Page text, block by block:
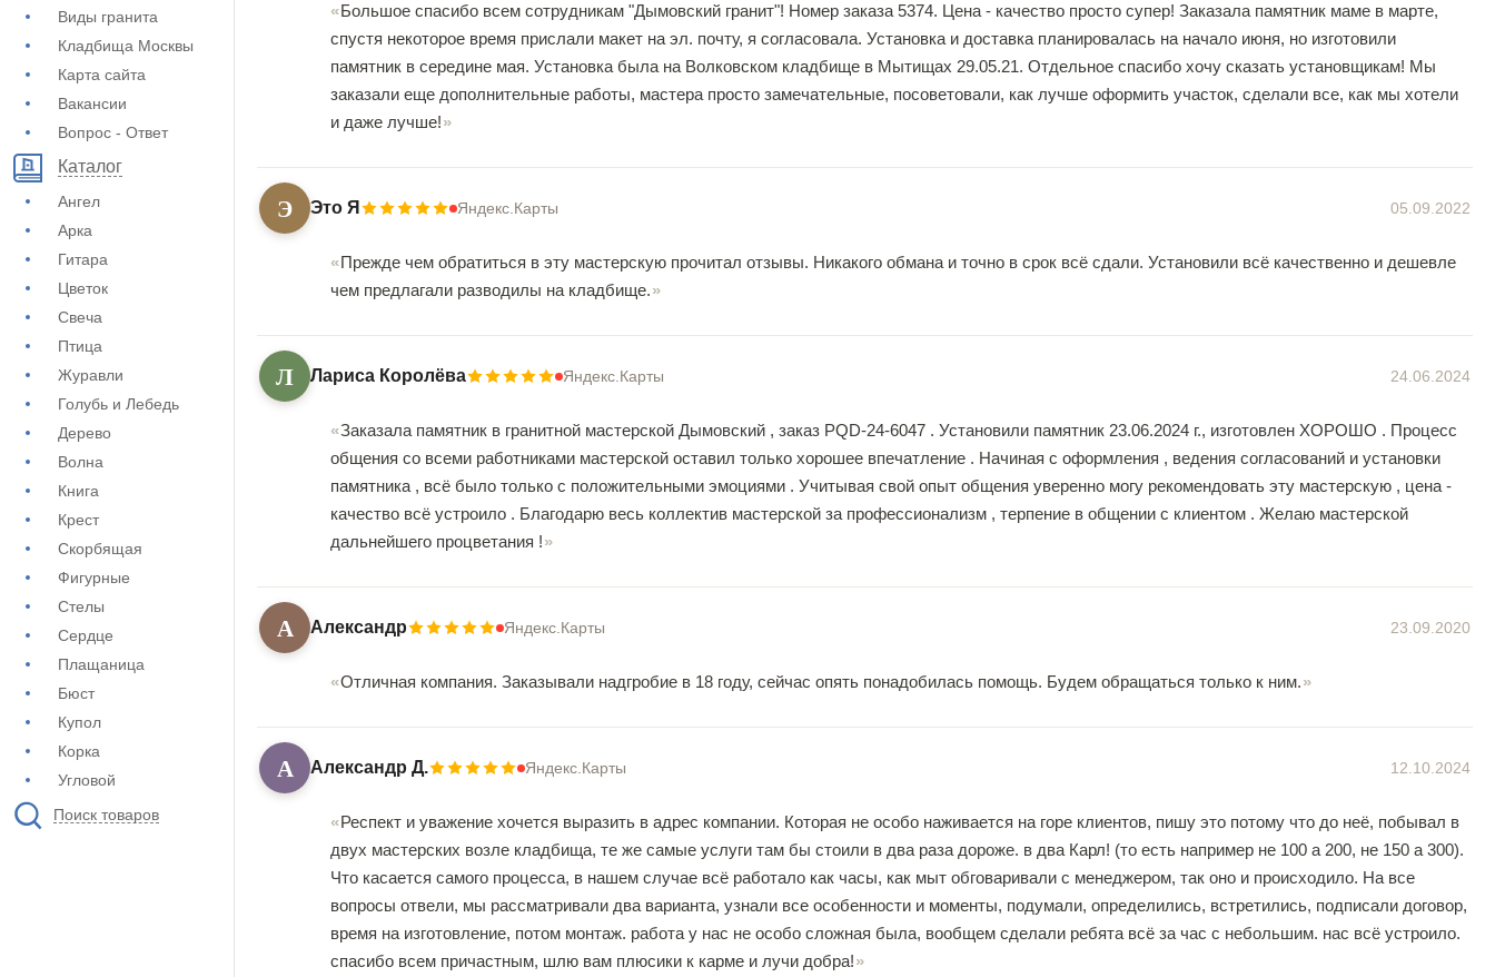
Виды гранита
Кладбища Москвы
Карта сайта
Вакансии
Вопрос - Ответ
Каталог
Ангел
Арка
Гитара
Цветок
Свеча
Птица
Журавли
Голубь и Лебедь
Дерево
Волна
Книга
Крест
Скорбящая
Фигурные
Стелы
Сердце
Плащаница
Бюст
Купол
Корка
Угловой
Поиск товаров
Большое спасибо всем сотрудникам "Дымовский гранит"! Номер заказа 5374. Цена - качество просто супер! Заказала памятник маме в марте,
спустя некоторое время прислали макет на эл. почту, я согласовала. Установка и доставка планировалась на начало июня, но изготовили
памятник в середине мая. Установка была на Волковском кладбище в Мытищах 29.05.21. Отдельное спасибо хочу сказать установщикам! Мы
заказали еще дополнительные работы, мастера просто замечательные, посоветовали, как лучше оформить участок, сделали все, как мы хотели
и даже лучше!
Э Это Я Яндекс.Карты 05.09.2022
Прежде чем обратиться в эту мастерскую прочитал отзывы. Никакого обмана и точно в срок всё сдали. Установили всё качественно и дешевле
чем предлагали разводилы на кладбище.
Л Лариса Королёва Яндекс.Карты 24.06.2024
Заказала памятник в гранитной мастерской Дымовский , заказ PQD-24-6047 . Установили памятник 23.06.2024 г., изготовлен ХОРОШО . Процесс
общения со всеми работниками мастерской оставил только хорошее впечатление . Начиная с оформления , ведения согласований и установки
памятника , всё было только с положительными эмоциями . Учитывая свой опыт общения уверенно могу рекомендовать эту мастерскую , цена -
качество всё устроило . Благодарю весь коллектив мастерской за профессионализм , терпение в общении с клиентом . Желаю мастерской
дальнейшего процветания !
А Александр Яндекс.Карты 23.09.2020
Отличная компания. Заказывали надгробие в 18 году, сейчас опять понадобилась помощь. Будем обращаться только к ним.
А Александр Д. Яндекс.Карты 12.10.2024
Респект и уважение хочется выразить в адрес компании. Которая не особо наживается на горе клиентов, пишу это потому что до неё, побывал в
двух мастерских возле кладбища, те же самые услуги там бы стоили в два раза дороже. в два Карл! (то есть например не 100 а 200, не 150 а 300).
Что касается самого процесса, в нашем случае всё работало как часы, как мыт обговаривали с менеджером, так оно и происходило. На все
вопросы отвели, мы рассматривали два варианта, узнали все особенности и моменты, подумали, определились, встретились, подписали договор,
время на изготовление, потом монтаж. работа у нас не особо сложная была, вообщем сделали ребята всё за час с небольшим. нас всё устроило.
спасибо всем причастным, шлю вам плюсики к карме и лучи добра!